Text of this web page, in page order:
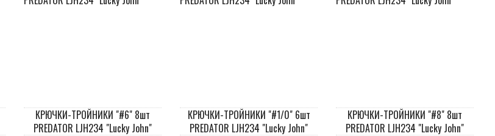
КРЮЧКИ-ТРОЙНИКИ "#6" 8шт
PREDATOR LJH234 "Lucky John"
КРЮЧКИ-ТРОЙНИКИ "#1/0" 6шт
PREDATOR LJH234 "Lucky John"
КРЮЧКИ-ТРОЙНИКИ "#8" 8шт
PREDATOR LJH234 "Lucky John"